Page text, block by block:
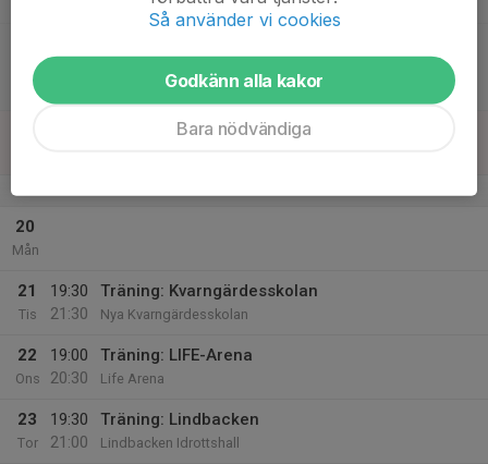
IFU Arena DHinox (D)
20
Mån
21
Tis
19:30
21:30
Träning: Kvarngärdesskolan
Nya Kvarngärdesskolan
22
Ons
19:00
20:30
Träning: LIFE-Arena
Life Arena
23
Tor
19:30
21:00
Träning: Lindbacken
Lindbacken Idrottshall
Så använder vi cookies
Godkänn alla kakor
Bara nödvändiga